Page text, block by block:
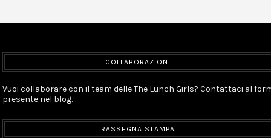
COLLABORAZIONI
Vuoi collaborare con il team delle The Lunch Girls? Contattaci al
presente nel blog.
RASSEGNA STAMPA